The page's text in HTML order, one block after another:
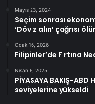
Mayıs 23, 2024
Seçim sonrası
‘Döviz alın’ çağrısı
Ocak 16, 2026
Filipinler’de Fırtına
Nisan 9, 2025
PİYASAYA BAKIŞ-
seviyelerine yükseldi